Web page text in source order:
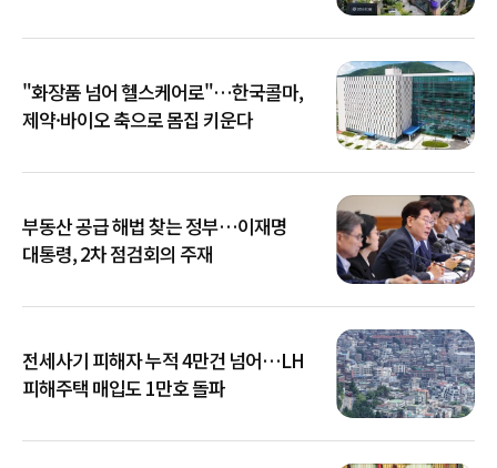
"화장품 넘어 헬스케어로"…한국콜마,
제약·바이오 축으로 몸집 키운다
부동산 공급 해법 찾는 정부…이재명
대통령, 2차 점검회의 주재
전세사기 피해자 누적 4만건 넘어…LH
피해주택 매입도 1만호 돌파